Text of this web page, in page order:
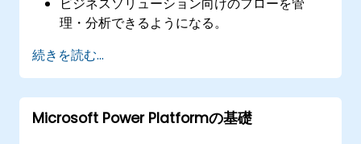
理・分析できるようになる。
の追加、条件の指定が可能になる。
続きを読む...
Microsoft Power Platformの基礎